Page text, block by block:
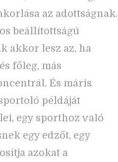
az adottságnak.
beállítottságú
akkor lesz az, ha
főleg, más
És máris
példáját
egy sporthoz való
egy edzőt, egy
azokat a